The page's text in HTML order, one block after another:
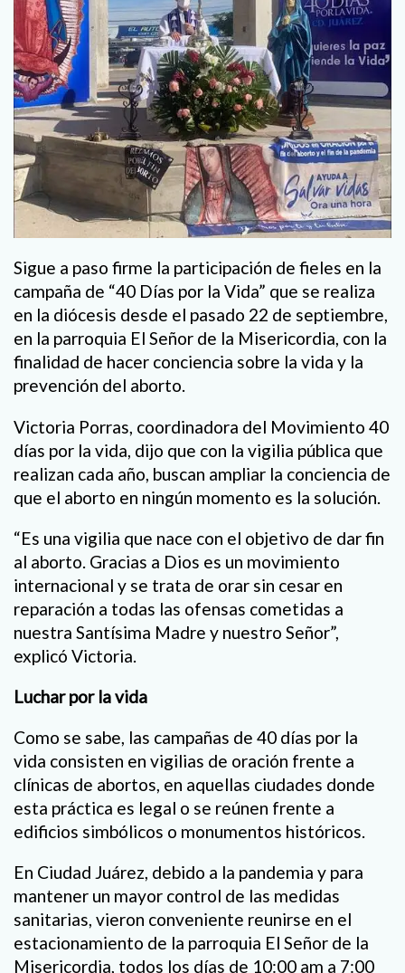
Sigue a paso firme la participación de fieles en la
campaña de “40 Días por la Vida” que se realiza
en la diócesis desde el pasado 22 de septiembre,
en la parroquia El Señor de la Misericordia, con la
finalidad de hacer conciencia sobre la vida y la
prevención del aborto.
Victoria Porras, coordinadora del Movimiento 40
días por la vida, dijo que con la vigilia pública que
realizan cada año, buscan ampliar la conciencia de
que el aborto en ningún momento es la solución.
“Es una vigilia que nace con el objetivo de dar fin
al aborto. Gracias a Dios es un movimiento
internacional y se trata de orar sin cesar en
reparación a todas las ofensas cometidas a
nuestra Santísima Madre y nuestro Señor”,
explicó Victoria.
Luchar por la vida
Como se sabe, las campañas de 40 días por la
vida consisten en vigilias de oración frente a
clínicas de abortos, en aquellas ciudades donde
esta práctica es legal o se reúnen frente a
edificios simbólicos o monumentos históricos.
En Ciudad Juárez, debido a la pandemia y para
mantener un mayor control de las medidas
sanitarias, vieron conveniente reunirse en el
estacionamiento de la parroquia El Señor de la
Misericordia, todos los días de 10:00 am a 7:00